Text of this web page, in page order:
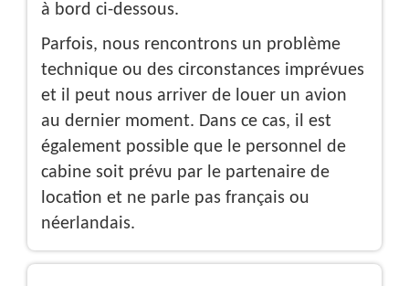
à bord ci-dessous.
Parfois, nous rencontrons un problème
technique ou des circonstances imprévues
et il peut nous arriver de louer un avion
au dernier moment. Dans ce cas, il est
également possible que le personnel de
cabine soit prévu par le partenaire de
location et ne parle pas français ou
néerlandais.